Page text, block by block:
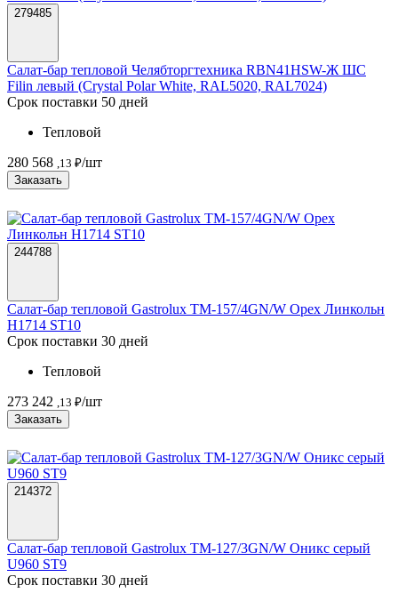
279485
Салат-бар тепловой Челябторгтехника RBN41HSW-Ж ШС
Filin левый (Crystal Polar White, RAL5020, RAL7024)
Срок поставки 50 дней
Тепловой
280 568 ,13 ₽/шт
Заказать
244788
Салат-бар тепловой Gastrolux ТМ-157/4GN/W Орех Линкольн
H1714 ST10
Срок поставки 30 дней
Тепловой
273 242 ,13 ₽/шт
Заказать
214372
Салат-бар тепловой Gastrolux ТМ-127/3GN/W Оникс серый
U960 ST9
Срок поставки 30 дней